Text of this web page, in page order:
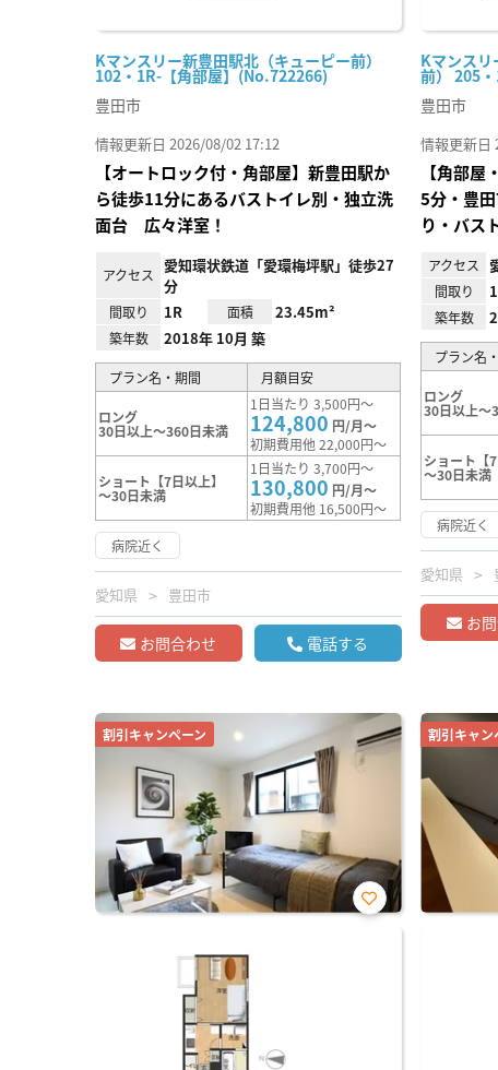
Kマンスリー新豊田駅北（キューピー前）
102・1R-【角部屋】(No.722266)
豊田市
情報更新日 2026/08/02 17:12
【オートロック付・角部屋】新豊田駅か
ら徒歩11分にあるバストイレ別・独立洗
面台 広々洋室！
アクセス
愛知環状鉄道「愛環梅坪駅」徒歩27
分
間取り 1R 面積 23.45m²
築年数 2018年 10月 築
プラン名・期間 月額目安
ロング
30日以上～360日未満
1日当たり 3,500円～
124,800 円/月～
初期費用他 22,000円～
ショート【7日以上】
～30日未満
1日当たり 3,700円～
130,800 円/月～
初期費用他 16,500円～
病院近く
愛知県 豊田市
お問合わせ 電話する
Kマンスリ
前） 205
豊田市
情報更新日
【角部
5分・豊
り・バス
アクセス
間取り
築年数
プラン名
ロング
30日以上～
ショート【7
～30日未満
病院近く
愛知県
お
割引キャンペーン
お気
割引キャン